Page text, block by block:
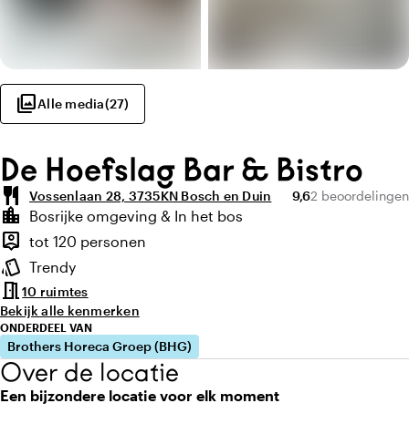
photo_libraryAlle media(27)
De Hoefslag Bar & Bistro
restaurant Vossenlaan 28, 3735KN Bosch en Duin Gemiddelde
9,6Aantal
2 beoordelingen
Highlights
location_city
Locatie en omgeving
Bosrijke omgeving & In het bos
person_pin
Capaciteit
tot 120 personen
style
Sfeer en uitstraling
Trendy
meeting_room10 ruimtes
Bekijk alle kenmerken
ONDERDEEL VAN
Brothers Horeca Groep (BHG)
Over de locatie
Een bijzondere locatie voor elk moment